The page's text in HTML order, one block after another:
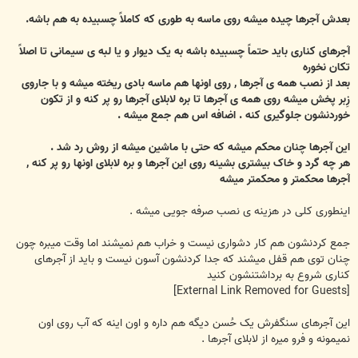
بعدش آجرها چیده میشه روی ماسه به طوری که کاملاً چسبیده به هم باشه.
آجرهای کناری باید حتماً چسبیده باشه به یک دیوار و یا لبه ی سیمانی تا اصلاً
تکان نخوره
بعد از نصب همه ی آجرها , روی اونها هم ماسه بادی ریخته میشه و با جاروی
زِبر پخش میشه روی همه ی آجرها تا بره لابلای آجرها رو پر کنه و از تکون
خوردنشون جلوگیری کنه . اضافه اس هم جمع میشه .
این آجرها چنان محکم میشه که حتی با ماشین میشه از روش رد شد .
هر چه گرد و خاک بیشتری بشینه روی این آجرها و بره لابلای اونها رو پر کنه ,
آجرها محکمتر و محکمتر میشه
اینطوری کلی در هزینه ی نصب صرفه جویی میشه .
جمع کردنشون هم کار دشواری نیست و خراب هم نمیشند اما وقت میبره چون
چنان توی هم قفل میشند که جدا کردنشون آسون نیست و باید از آجرهای
کناری شروع به برداشتنشون کنید
این آجرهای سنگفرش یک حُسن دیگه هم داره و اون اینه که آب روی اون
نمیمونه و فرو میره از لابلای آجرها .